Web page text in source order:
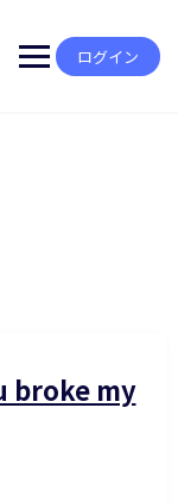
ログイン
broke my